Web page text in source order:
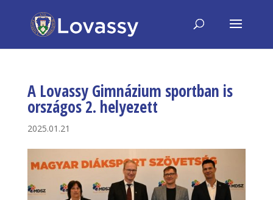
A Lovassy Gimnázium sportban is
országos 2. helyezett
2025.01.21